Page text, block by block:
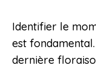
Identifier le
est
dernière